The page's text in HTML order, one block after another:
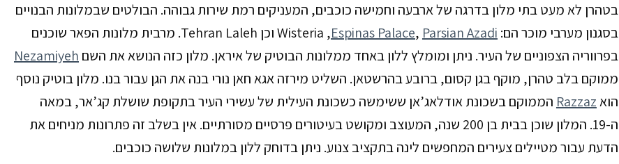
בטהרן לא מעט בתי מלון בדרגה של ארבעה וחמישה כוכבים, המעניקים רמת שירות גבוהה. הבולטים שבמלונות הבנויים
בסגנון מערבי מוכר הם: Wisteria ,
Espinas Palace, Parsian Azadi
וכן Tehran Laleh. מרבית מלונות הפאר שוכנים
בפרווריה הצפוניים של העיר. ניתן ומומלץ ללון באחד ממלונות הבוטיק של איראן. מלון כזה הנושא את השם Nezamiyeh
ממוקם בלב טהרן, מוקף בגן קסום, ברובע בהרשטאן. השליט מירזה אגא חאן נורי בנה את הגן עבור בנו. מלון בוטיק נוסף
הואRazzaz הממוקם בשכונת אודלאג’אן ששימשה כשכונת העילית של עשירי העיר בתקופת שושלת קג’אר, במאה
ה-19.
המלון שוכן בבית בן 200 שנה, המעוצב ומקושט
בעיטורים פרסיים מסורתיים. אין בשלב זה פתרונות מניחים את
הדעת עבור מטיילים צעירים המחפשים לינה בתקציב צנוע. ניתן בדוחק ללון במלונות שלושה כוכבים.